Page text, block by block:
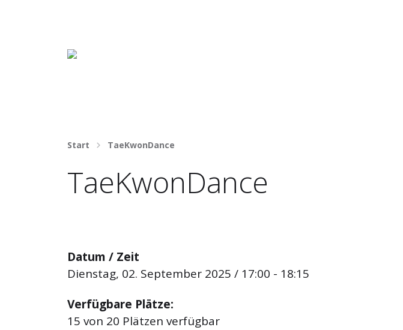
Häng nicht rum. Mach was draus!
Start TaeKwonDance
TaeKwonDance
Datum / Zeit
Dienstag, 02. September 2025 / 17:00 - 18:15
Verfügbare Plätze:
15 von 20 Plätzen verfügbar